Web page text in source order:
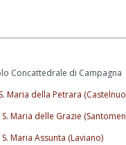
Concattedrale di Campagna
Maria della Petrara
Maria delle Grazie
Maria Assunta (Laviano)